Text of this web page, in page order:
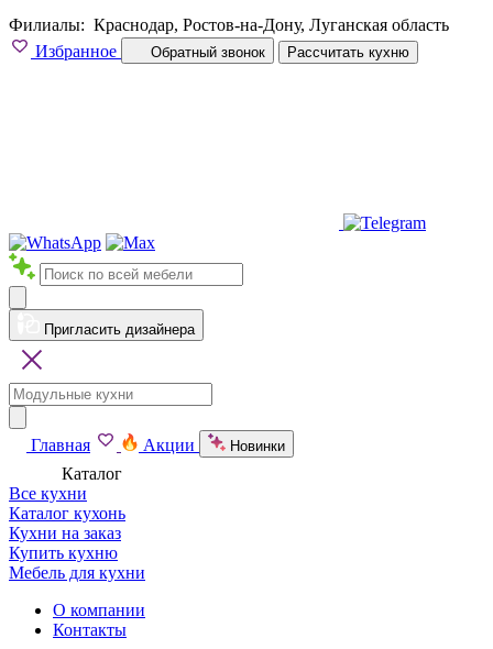
Филиалы: Краснодар, Ростов-на-Дону, Луганская область
Избранное
Обратный звонок Рассчитать кухню
Пригласить дизайнера
Главная Акции Новинки
Каталог
Все кухни
Каталог кухонь
Кухни на заказ
Купить кухню
Мебель для кухни
О компании
Контакты